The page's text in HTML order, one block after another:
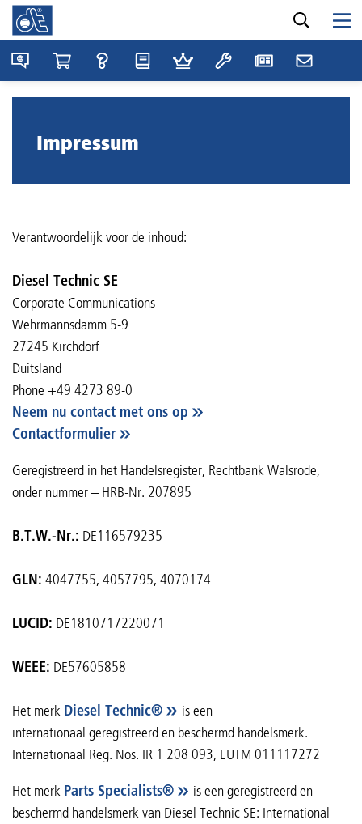
Impressum
Verantwoordelijk voor de inhoud:
Diesel Technic SE
Corporate Communications
Wehrmannsdamm 5-9
27245 Kirchdorf
Duitsland
Phone +49 4273 89-0
Neem nu contact met ons op
Contactformulier
Geregistreerd in het Handelsregister, Rechtbank Walsrode,
onder nummer – HRB-Nr. 207895
B.T.W.-Nr.: DE116579235
GLN: 4047755, 4057795, 4070174
LUCID: DE1810717220071
WEEE: DE57605858
Het merk Diesel Technic®
is een
internationaal geregistreerd en beschermd handelsmerk.
Internationaal Reg. Nos. IR 1 208 093, EUTM 011117272
Het merk Parts Specialists®
is een geregistreerd en
beschermd handelsmerk van Diesel Technic SE: International